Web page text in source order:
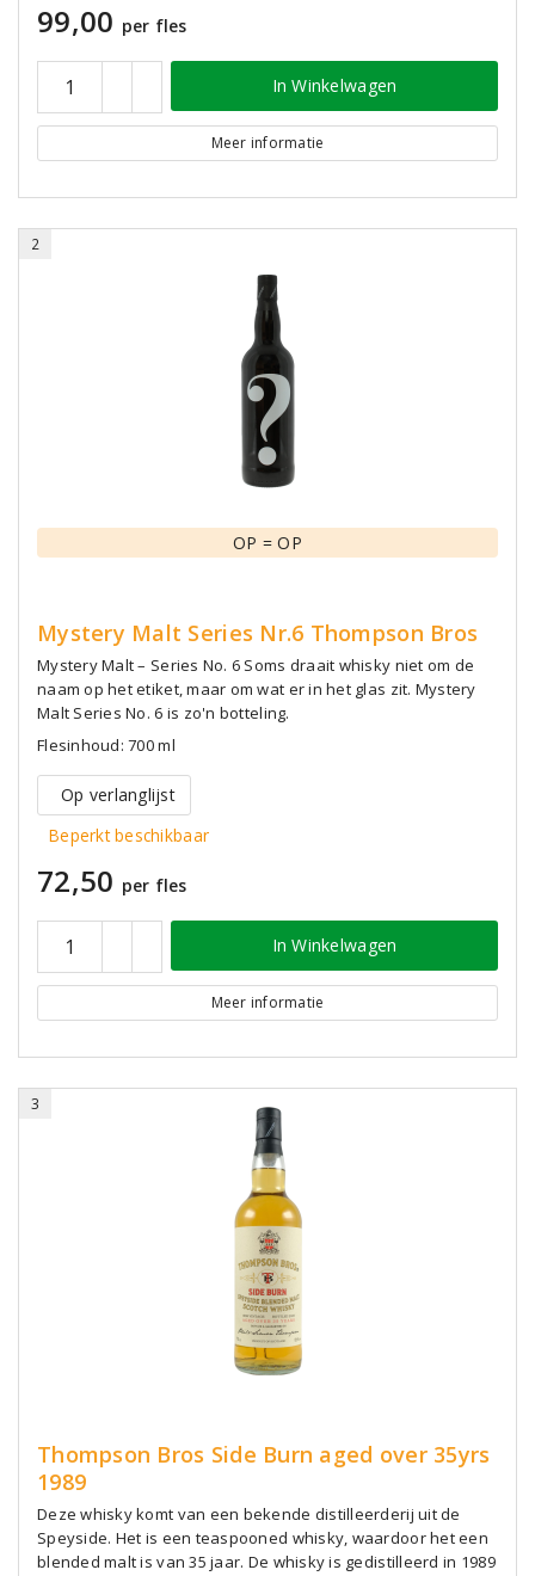
99,00 per fles
In Winkelwagen
Meer informatie
2
OP = OP
Mystery Malt Series Nr.6 Thompson Bros
Mystery Malt – Series No. 6 Soms draait whisky niet om de
naam op het etiket, maar om wat er in het glas zit. Mystery
Malt Series No. 6 is zo'n botteling.
Flesinhoud: 700 ml
Op verlanglijst
Beperkt beschikbaar
72,50 per fles
In Winkelwagen
Meer informatie
3
Thompson Bros Side Burn aged over 35yrs
1989
Deze whisky komt van een bekende distilleerderij uit de
Speyside. Het is een teaspooned whisky, waardoor het een
blended malt is van 35 jaar. De whisky is gedistilleerd in 1989